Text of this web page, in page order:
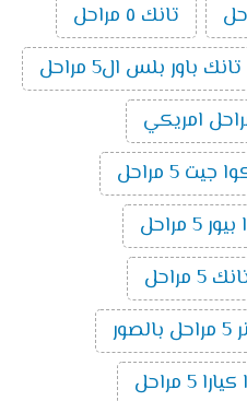
تانك ٥ مراحل
باور بلس ال5 مراحل
امريكي
5 مراحل
5 مراحل
مراحل
مراحل